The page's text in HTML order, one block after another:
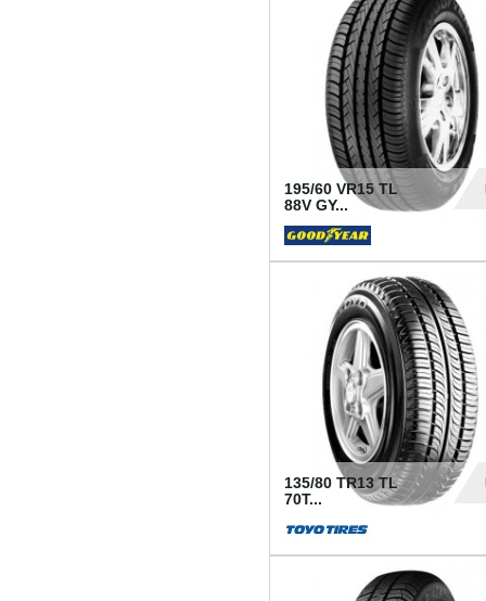
195/60 VR15 TL
88V GY...
135/80 TR13 TL
70T...